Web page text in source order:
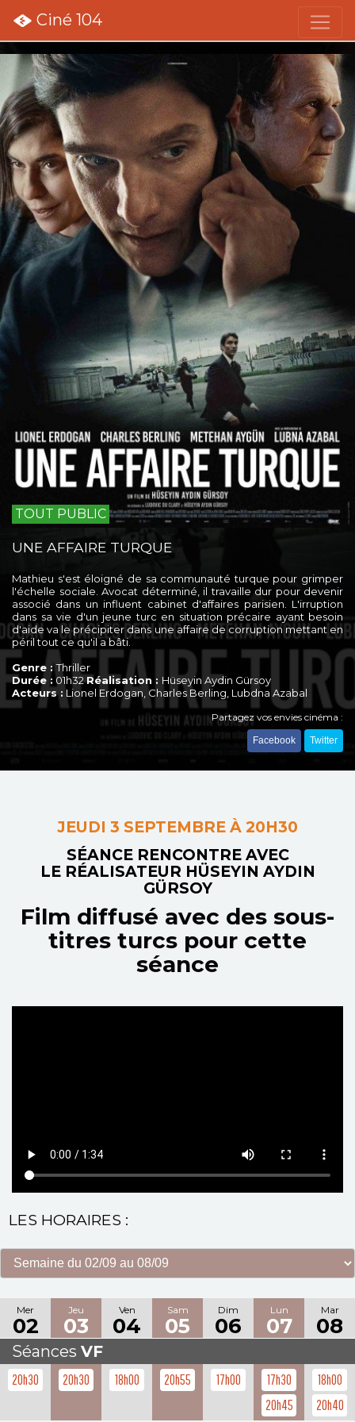
Ciné 104
TOUT PUBLIC
UNE AFFAIRE TURQUE
Mathieu s'est éloigné de sa communauté turque pour grimper
l'échelle sociale. Avocat déterminé, il travaille dur pour devenir
associé dans un influent cabinet d'affaires parisien. L'irruption
dans sa vie d'un jeune turc en situation précaire ayant besoin
d'aide va le précipiter dans une affaire de corruption mettant en
péril tout ce qu'il a bâti.
Genre :Thriller
Durée : 01h32Réalisation : Hüseyin Aydin Gürsoy
Acteurs : Lionel Erdogan, Charles Berling, Lubdna Azabal
Partagez vos envies cinéma :
Facebook Twitter
JEUDI 3 SEPTEMBRE À 20H30
SÉANCE RENCONTRE AVEC
LE RÉALISATEUR HÜSEYIN AYDIN
GÜRSOY
Film diffusé avec des sous-
titres turcs pour cette
séance
LES HORAIRES :
Mer
02
Jeu
03
Ven
04
Sam
05
Dim
06
Lun
07
Mar
08
Séances VF
20h30 20h30 18h00 20h55 17h00
17h30
20h45
18h00
20h40